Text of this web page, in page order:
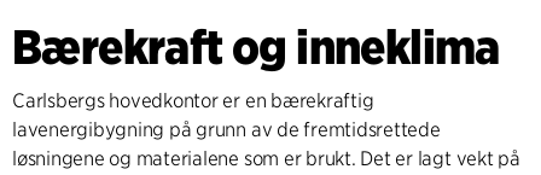
Bærekraft og inneklima
Carlsbergs hovedkontor er en bærekraftig
lavenergibygning på grunn av de fremtidsrettede
løsningene og materialene som er brukt. Det er lagt vekt på